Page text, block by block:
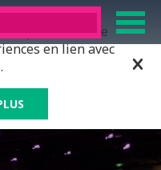
qui ont soif de
en lien avec